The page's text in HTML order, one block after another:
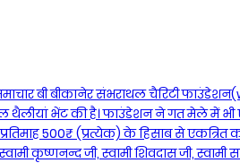
बी बीकानेर संभराथल चैरिटी
थैलीयां भेंट की है। फाउंडेशन ने गत मेले में
500₹ (प्रत्येक) के हिसाब से
कृष्णनन्द जी, स्वामी शिवदास जी, स्वामी